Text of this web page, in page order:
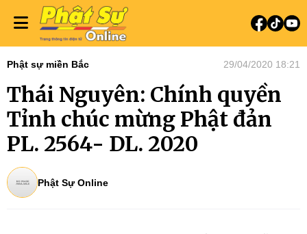
Phật sự miền Bắc 29/04/2020 18:21
Thái Nguyên: Chính quyền
Tỉnh chúc mừng Phật đản
PL. 2564- DL. 2020
Phật Sự Online